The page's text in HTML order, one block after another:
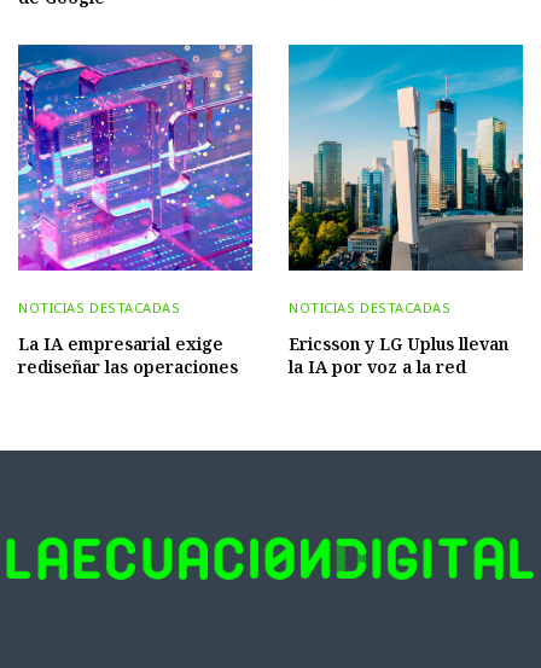
NOTICIAS DESTACADAS
La IA empresarial exige
rediseñar las operaciones
NOTICIAS DESTACADAS
Ericsson y LG Uplus llevan
la IA por voz a la red